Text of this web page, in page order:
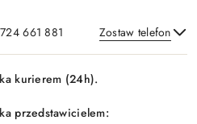
661 881 Zostaw telefon
kurierem (24h).
przedstawicielem: